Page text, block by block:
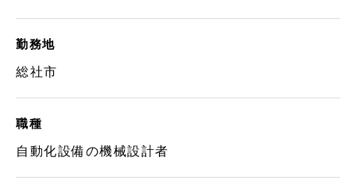
勤務地
総社市
職種
自動化設備の機械設計者